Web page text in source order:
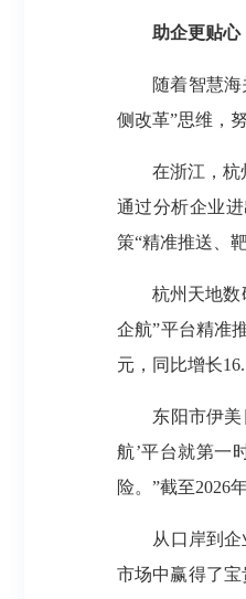
助企更贴心
随着智慧海关
侧改革”思维，
在浙江，杭州
通过分析企业
策“精准推送、
杭州天地数码
企航”平台精准
元，同比增长
东阳市伊美日
航’平台就第一
险。”截至2026
从口岸到企业
市场中赢得了宝